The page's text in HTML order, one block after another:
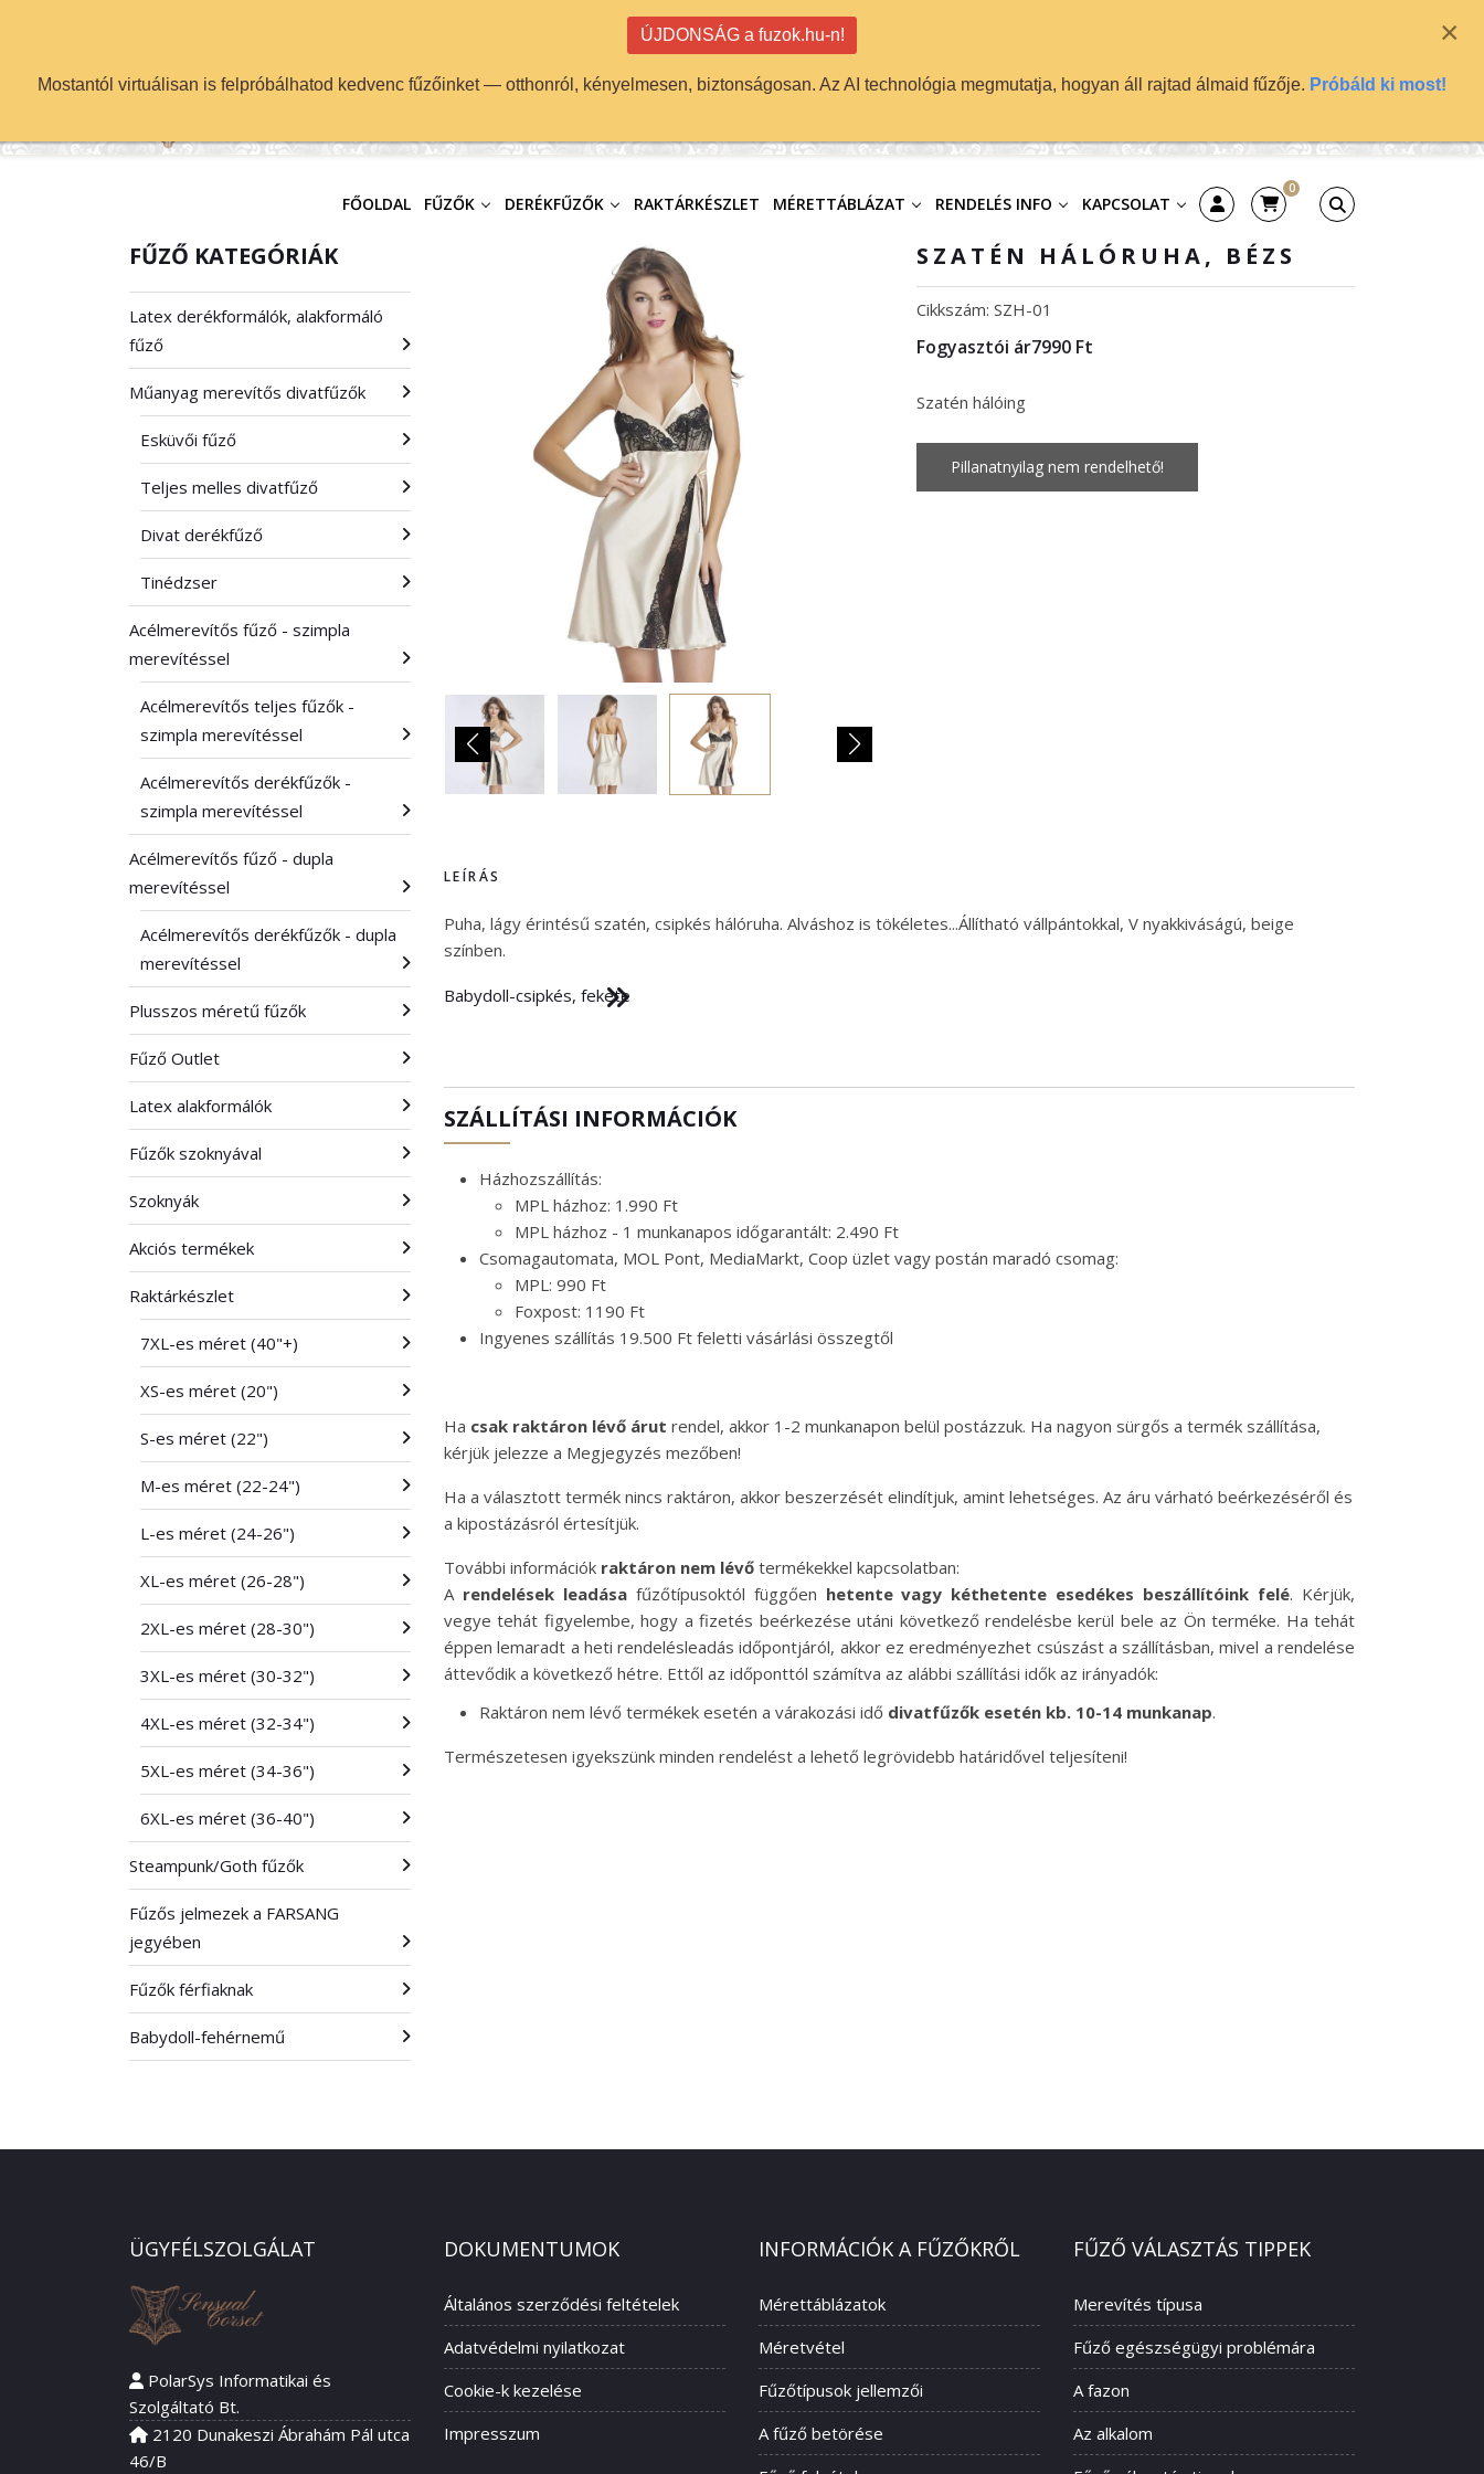
FŐOLDAL FŰZŐK DERÉKFŰZŐK RAKTÁRKÉSZLET MÉRETTÁBLÁZAT RENDELÉS INFO KAPCSOLAT
0
FŰZŐ KATEGÓRIÁK
Latex derékformálók, alakformáló
fűző
Műanyag merevítős divatfűzők
Esküvői fűző
Teljes melles divatfűző
Divat derékfűző
Tinédzser
Acélmerevítős fűző - szimpla
merevítéssel
Acélmerevítős teljes fűzők -
szimpla merevítéssel
Acélmerevítős derékfűzők -
szimpla merevítéssel
Acélmerevítős fűző - dupla
merevítéssel
Acélmerevítős derékfűzők - dupla
merevítéssel
Plusszos méretű fűzők
Fűző Outlet
Latex alakformálók
Fűzők szoknyával
Szoknyák
Akciós termékek
Raktárkészlet
7XL-es méret (40"+)
XS-es méret (20")
S-es méret (22")
M-es méret (22-24")
L-es méret (24-26")
XL-es méret (26-28")
2XL-es méret (28-30")
3XL-es méret (30-32")
4XL-es méret (32-34")
5XL-es méret (34-36")
6XL-es méret (36-40")
Steampunk/Goth fűzők
Fűzős jelmezek a FARSANG
jegyében
Fűzők férfiaknak
Babydoll-fehérnemű
SZATÉN HÁLÓRUHA, BÉZS
Cikkszám: SZH-01
Fogyasztói ár7990 Ft
Szatén hálóing
LEÍRÁS
Puha, lágy érintésű szatén, csipkés hálóruha. Alváshoz is tökéletes...Állítható vállpántokkal, V nyakkiváságú, beige
színben.
Babydoll-csipkés, fekete
SZÁLLÍTÁSI INFORMÁCIÓK
Házhozszállítás:
MPL házhoz: 1.990 Ft
MPL házhoz - 1 munkanapos időgarantált: 2.490 Ft
Csomagautomata, MOL Pont, MediaMarkt, Coop üzlet vagy postán maradó csomag:
MPL: 990 Ft
Foxpost: 1190 Ft
Ingyenes szállítás 19.500 Ft feletti vásárlási összegtől
Ha csak raktáron lévő árut rendel, akkor 1-2 munkanapon belül postázzuk. Ha nagyon sürgős a termék szállítása,
kérjük jelezze a Megjegyzés mezőben!
Ha a választott termék nincs raktáron, akkor beszerzését elindítjuk, amint lehetséges. Az áru várható beérkezéséről és
a kipostázásról értesítjük.
További információk raktáron nem lévő termékekkel kapcsolatban:
A rendelések leadásafűzőtípusoktól függően hetente vagy kéthetente esedékes beszállítóink felé. Kérjük,
vegye tehát figyelembe, hogy a fizetés beérkezése utáni következő rendelésbe kerül bele az Ön terméke. Ha tehát
éppen lemaradt a heti rendelésleadás időpontjáról, akkor ez eredményezhet csúszást a szállításban, mivel a rendelése
áttevődik a következő hétre. Ettől az időponttól számítva az alábbi szállítási idők az irányadók:
Raktáron nem lévő termékek esetén a várakozási idő divatfűzők esetén kb. 10-14 munkanap.
Természetesen igyekszünk minden rendelést a lehető legrövidebb határidővel teljesíteni!
ÜGYFÉLSZOLGÁLAT
PolarSys Informatikai és
Szolgáltató Bt.
2120 Dunakeszi Ábrahám Pál utca
46/B
DOKUMENTUMOK
Általános szerződési feltételek
Adatvédelmi nyilatkozat
Cookie-k kezelése
Impresszum
INFORMÁCIÓK A FŰZŐKRŐL
Mérettáblázatok
Méretvétel
Fűzőtípusok jellemzői
A fűző betörése
FŰZŐ VÁLASZTÁS TIPPEK
Merevítés típusa
Fűző egészségügyi problémára
A fazon
Az alkalom
×
ÚJDONSÁG a fuzok.hu-n!
Mostantól virtuálisan is felpróbálhatod kedvenc fűzőinket — otthonról, kényelmesen, biztonságosan. Az AI technológia megmutatja, hogyan áll rajtad álmaid fűzője. Próbáld ki most!